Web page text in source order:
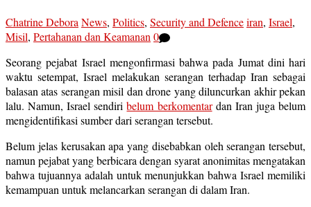
Chatrine Debora News, Politics, Security and Defenceiran, Israel,
Misil, Pertahanan dan Keamanan 0
Seorang pejabat Israel mengonfirmasi bahwa pada Jumat dini hari
waktu setempat, Israel melakukan serangan terhadap Iran sebagai
balasan atas serangan misil dan drone yang diluncurkan akhir pekan
lalu. Namun, Israel sendiribelum berkomentardan Iran juga belum
mengidentifikasi sumber dari serangan tersebut.
Belum jelas kerusakan apa yang disebabkan oleh serangan tersebut,
namun pejabat yang berbicara dengan syarat anonimitas mengatakan
bahwa tujuannya adalah untuk menunjukkan bahwa Israel memiliki
kemampuan untuk melancarkan serangan di dalam Iran.